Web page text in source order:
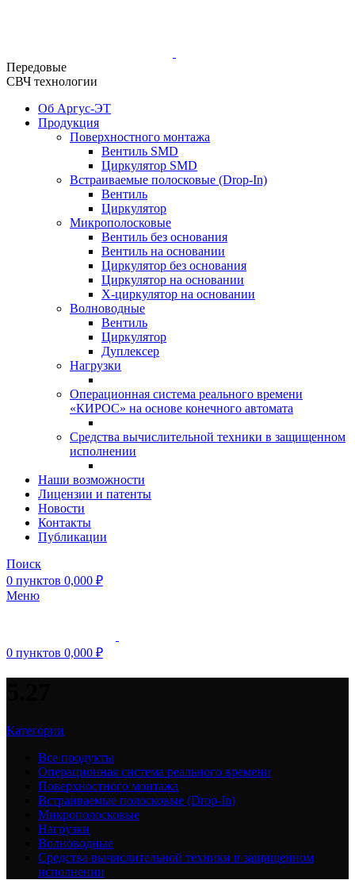
Передовые
СВЧ технологии
Об Аргус-ЭТ
Продукция
Поверхностного монтажа
Вентиль SMD
Циркулятор SMD
Встраиваемые полосковые (Drop-In)
Вентиль
Циркулятор
Микрополосковые
Вентиль без основания
Вентиль на основании
Циркулятор без основания
Циркулятор на основании
Х-циркулятор на основании
Волноводные
Вентиль
Циркулятор
Дуплексер
Нагрузки
Операционная система реального времени
«КИРОС» на основе конечного автомата
Средства вычислительной техники в защищенном
исполнении
Наши возможности
Лицензии и патенты
Новости
Контакты
Публикации
Поиск
0 пунктов 0,000 ₽
Меню
0 пунктов 0,000 ₽
Категории
Все продукты
Операционная система реального времени
Поверхностного монтажа
Встраиваемые полосковые (Drop-In)
Микрополосковые
Нагрузки
Волноводные
Средства вычислительной техники в защищенном
исполнении